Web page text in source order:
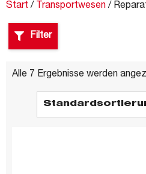
Start / Transportwesen /
Filter
Alle 7 Ergebnisse werden